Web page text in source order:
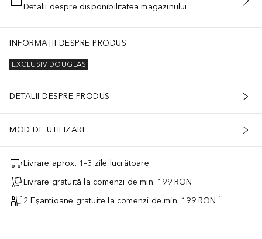
ADĂUGAȚI ÎN COŞ
Detalii despre disponibilitatea magazinului
INFORMAȚII DESPRE PRODUS
EXCLUSIV DOUGLAS
DETALII DESPRE PRODUS
MOD DE UTILIZARE
Livrare aprox. 1–3 zile lucrătoare
Livrare gratuită la comenzi de min. 199 RON
2 Eșantioane gratuite la comenzi de min. 199 RON ¹